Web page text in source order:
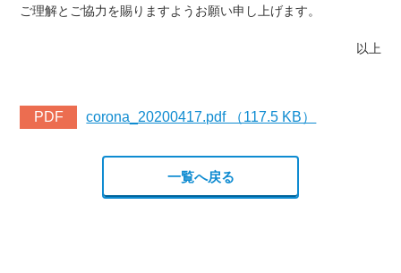
ご理解とご協力を賜りますようお願い申し上げます。
以上
PDF corona_20200417.pdf （117.5 KB）
一覧へ戻る